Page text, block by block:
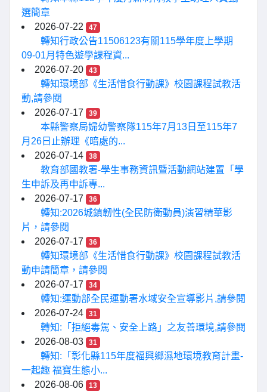
選簡章
2026-07-22
47
轉知行政公告11506123有關115學年度上學期
09-01月特色遊學課程資...
2026-07-20
43
轉知環境部《生活惜食行動課》校園課程試教活
動,請參閱
2026-07-17
39
本縣警察局婦幼警察隊115年7月13日至115年7
月26日止辦理《暗處的...
2026-07-14
38
教育部國教署-學生事務資訊暨活動網站建置「學
生申訴及再申訴專...
2026-07-17
36
轉知:2026城鎮韌性(全民防衛動員)演習精華影
片，請參閱
2026-07-17
36
轉知環境部《生活惜食行動課》校園課程試教活
動申請簡章，請參閱
2026-07-17
34
轉知:運動部全民運動署水域安全宣導影片,請參閱
2026-07-24
31
轉知:「拒絕毒駕、安全上路」之友善環境,請參閱
2026-08-03
31
轉知:「彰化縣115年度福興鄉濕地環境教育計畫-
一起趣 福寶生態小...
2026-08-06
13